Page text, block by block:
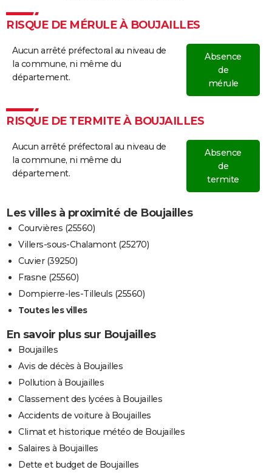
RISQUE DE MÉRULE À BOUJAILLES
Aucun arrêté préfectoral au niveau de
la commune, ni même du
département.
Absence
de
mérule
RISQUE DE TERMITE À BOUJAILLES
Aucun arrêté préfectoral au niveau de
la commune, ni même du
département.
Absence
de
termite
Les villes à proximité de Boujailles
Courvières (25560)
Villers-sous-Chalamont (25270)
Cuvier (39250)
Frasne (25560)
Dompierre-les-Tilleuls (25560)
Toutes les villes
En savoir plus sur Boujailles
Boujailles
Avis de décès à Boujailles
Pollution à Boujailles
Classement des lycées à Boujailles
Accidents de voiture à Boujailles
Climat et historique météo de Boujailles
Salaires à Boujailles
Dette et budget de Boujailles